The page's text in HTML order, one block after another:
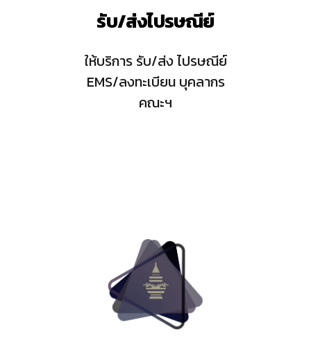
รับ/ส่งไปรษณีย์
ให้บริการ รับ/ส่ง ไปรษณีย์
EMS/ลงทะเบียน บุคลากร
คณะฯ